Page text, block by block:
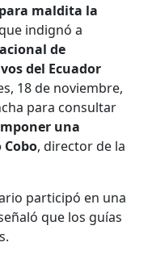
maldita la
indignó a
de
del Ecuador
18 de noviembre,
para consultar
una
, director de la
participó en una
que los guías